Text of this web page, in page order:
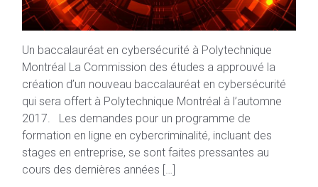
Un baccalauréat en cybersécurité à Polytechnique
Montréal La Commission des études a approuvé la
création d’un nouveau baccalauréat en cybersécurité
qui sera offert à Polytechnique Montréal à l’automne
2017. Les demandes pour un programme de
formation en ligne en cybercriminalité, incluant des
stages en entreprise, se sont faites pressantes au
cours des dernières années […]